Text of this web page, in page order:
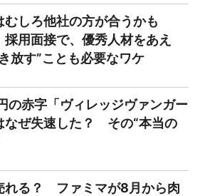
むしろ他社の方が合うかも
用面接で、優秀人材をあえ
放す”ことも必要なワケ
の赤字「ヴィレッジヴァンガー
なぜ失速した？ その“本当の
れる？ ファミマが8月から肉